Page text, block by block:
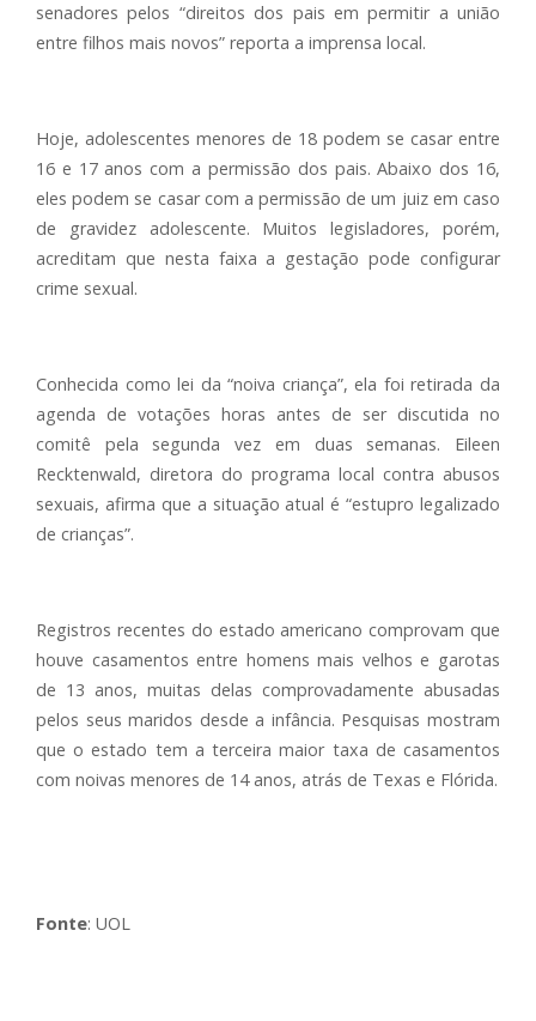
senadores pelos “direitos dos pais em permitir a união
entre filhos mais novos” reporta a imprensa local.
Hoje, adolescentes menores de 18 podem se casar entre
16 e 17 anos com a permissão dos pais. Abaixo dos 16,
eles podem se casar com a permissão de um juiz em caso
de gravidez adolescente. Muitos legisladores, porém,
acreditam que nesta faixa a gestação pode configurar
crime sexual.
Conhecida como lei da “noiva criança”, ela foi retirada da
agenda de votações horas antes de ser discutida no
comitê pela segunda vez em duas semanas. Eileen
Recktenwald, diretora do programa local contra abusos
sexuais, afirma que a situação atual é “estupro legalizado
de crianças”.
Registros recentes do estado americano comprovam que
houve casamentos entre homens mais velhos e garotas
de 13 anos, muitas delas comprovadamente abusadas
pelos seus maridos desde a infância. Pesquisas mostram
que o estado tem a terceira maior taxa de casamentos
com noivas menores de 14 anos, atrás de Texas e Flórida.
Fonte: UOL